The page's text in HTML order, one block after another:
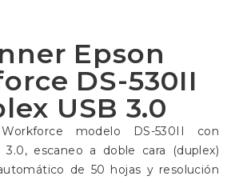
Epson
DS-530II
USB 3.0
modelo DS-530II con
3.0, escaneo a doble cara (duplex)
de 50 hojas y resolución